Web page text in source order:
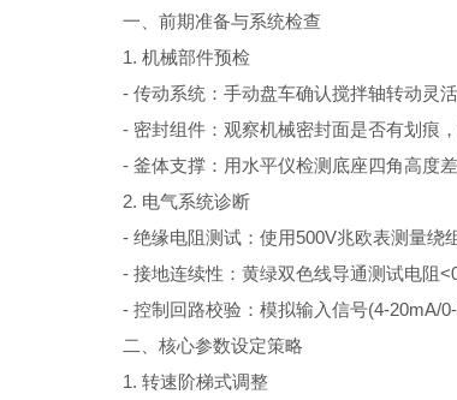
一、前期准备与系统检查
1. 机械部件预检
- 传动系统：手动盘车确认搅拌轴转动灵活
- 密封组件：观察机械密封面是否有划痕，
- 釜体支撑：用水平仪检测底座四角高度差
2. 电气系统诊断
- 绝缘电阻测试：使用500V兆欧表测量绕
- 接地连续性：黄绿双色线导通测试电阻
- 控制回路校验：模拟输入信号(4-20mA/0-
二、核心参数设定策略
1. 转速阶梯式调整